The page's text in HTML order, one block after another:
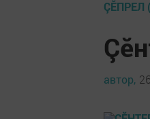
автор,